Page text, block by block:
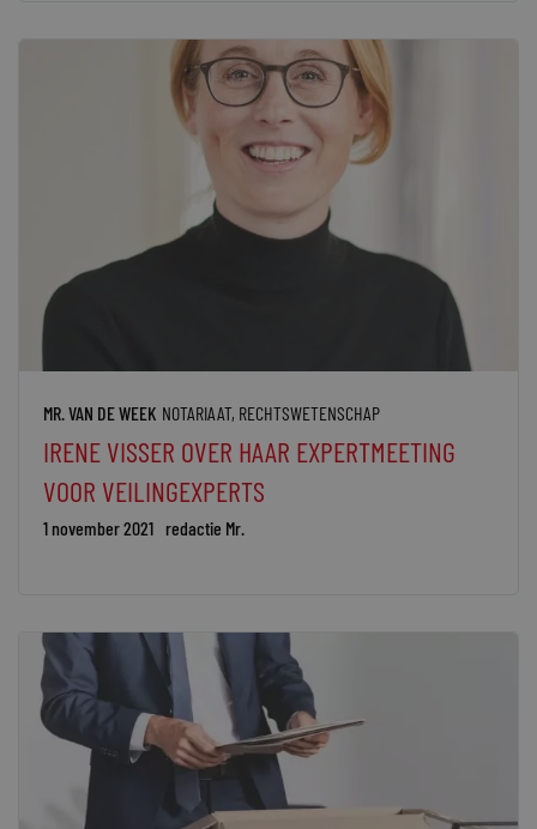
MR. VAN DE WEEK NOTARIAAT, RECHTSWETENSCHAP
IRENE VISSER OVER HAAR EXPERTMEETING
VOOR VEILINGEXPERTS
1 november 2021 redactie Mr.